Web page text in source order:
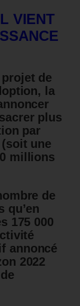
VIENT
de
la
plus
par
(soit une
millions
de
qu’en
175 000
annoncé
2022